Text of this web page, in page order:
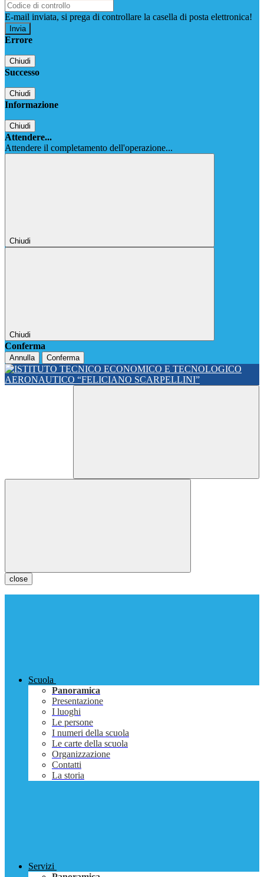
E-mail inviata, si prega di controllare la casella di posta elettronica!
Errore
Chiudi
Successo
Chiudi
Informazione
Chiudi
Attendere...
Attendere il completamento dell'operazione...
Chiudi
Chiudi
Conferma
Annulla Conferma
close
Scuola
Panoramica
Presentazione
I luoghi
Le persone
I numeri della scuola
Le carte della scuola
Organizzazione
Contatti
La storia
Servizi